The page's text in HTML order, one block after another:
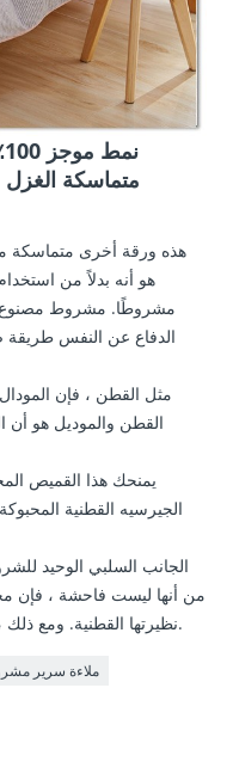
متماسكة
هذه ورقة أخرى
هو أنه بدلاً من
مشروطًا. مشروط مصنوع
الدفاع عن النفس طريقة
مثل القطن ، فإن
القطن والموديل هو أن
يمنحك هذا القميص
الجيرسيه القطنية
الجانب السلبي الوحيد
من أنها ليست فاحشة ، فإن
نظيرتها القطنية. ومع ذلك ، فإن هذه الجودة تساوي كل قرش تدفعه.
ملاءة سرير